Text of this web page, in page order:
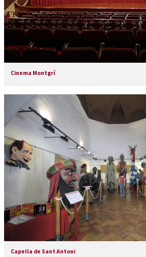
Cinema Montgrí
Capella de Sant Antoni